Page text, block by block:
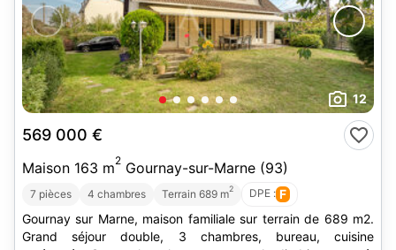
12
569 000 €
Maison 163 m2 Gournay-sur-Marne (93)
7 pièces 4 chambres Terrain 689 m2 DPE : F
Gournay sur Marne, maison familiale sur terrain de 689 m2.
Grand séjour double, 3 chambres, bureau, cuisine